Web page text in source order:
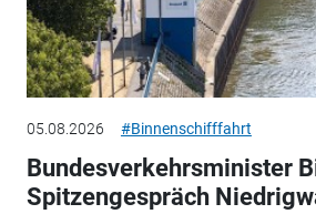
05.08.2026 #Binnenschifffahrt
Bundesverkehrsminister
Spitzengespräch